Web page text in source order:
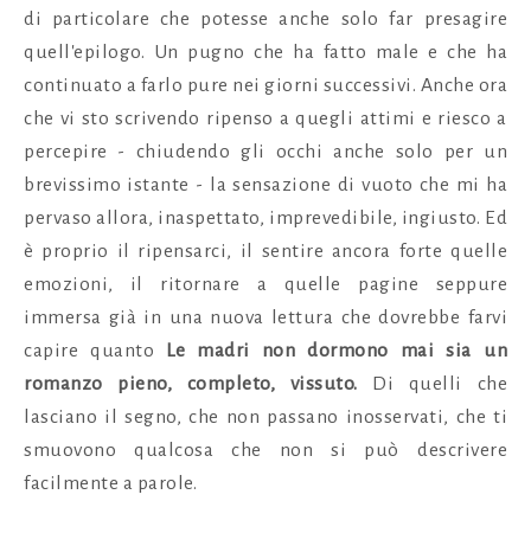
di particolare che potesse anche solo far presagire
quell'epilogo. Un pugno che ha fatto male e che ha
continuato a farlo pure nei giorni successivi. Anche ora
che vi sto scrivendo ripenso a quegli attimi e riesco a
percepire - chiudendo gli occhi anche solo per un
brevissimo istante - la sensazione di vuoto che mi ha
pervaso allora, inaspettato, imprevedibile, ingiusto. Ed
è proprio il ripensarci, il sentire ancora forte quelle
emozioni, il ritornare a quelle pagine seppure
immersa già in una nuova lettura che dovrebbe farvi
capire quanto
Le madri non dormono mai sia un
romanzo pieno, completo, vissuto. Di quelli che
lasciano il segno, che non passano inosservati, che ti
smuovono qualcosa che non si può descrivere
facilmente a parole.